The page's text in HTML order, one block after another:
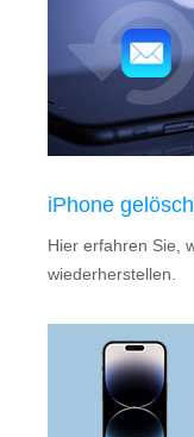
iPhone
Hier erfahren Sie,
wiederherstellen.